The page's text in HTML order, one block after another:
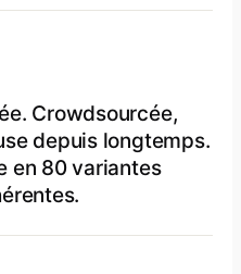
Crowdsourcée,
depuis longtemps.
en 80 variantes